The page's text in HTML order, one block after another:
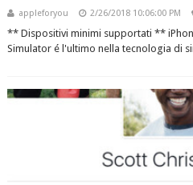
appleforyou 2/26/2018 10:06:00 PM
** Dispositivi minimi supportati **
Simulator é l'ultimo nella tecnologia di